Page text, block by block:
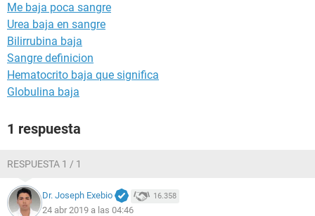
Me baja poca sangre
Urea baja en sangre
Bilirrubina baja
Sangre definicion
Hematocrito baja que significa
Globulina baja
1 respuesta
RESPUESTA 1 / 1
Dr. Joseph Exebio 16.358
24 abr 2019 a las 04:46